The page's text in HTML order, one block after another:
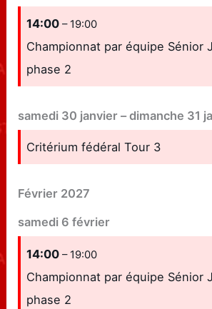
14:00– 19:00
Championnat par équipe Sénior
phase 2
samedi 30 janvier –dimanche 31
Critérium fédéral Tour 3
Février 2027
samedi 6 février
14:00– 19:00
Championnat par équipe Sénior
phase 2